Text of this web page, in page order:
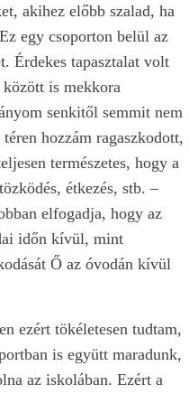
akihez előbb szalad, ha
egy csoporton belül az
Érdekes tapasztalat volt
is mekkora
senkitől semmit nem
hozzám ragaszkodott,
természetes, hogy a
étkezés, stb. –
elfogadja, hogy az
időn kívül, mint
Ő az óvodán kívül
ezért tökéletesen tudtam,
is együtt maradunk,
az iskolában. Ezért a